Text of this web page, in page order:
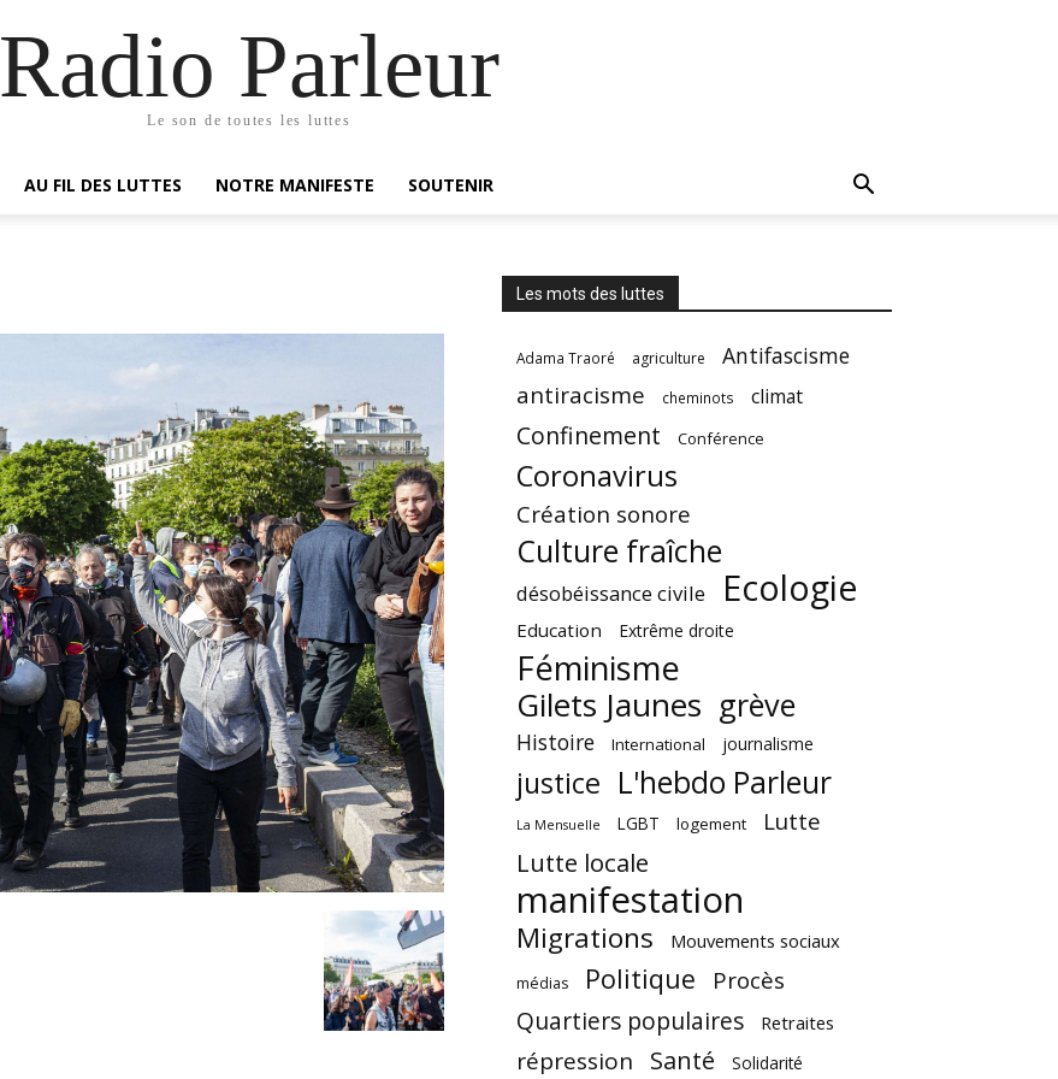
Radio Parleur
Le son de toutes les luttes
AU FIL DES LUTTES NOTRE MANIFESTE SOUTENIR
Les mots des luttes
Adama Traoré agriculture Antifascisme
antiracisme cheminots climat
Confinement Conférence
Coronavirus
Création sonore
Culture fraîche
désobéissance civile Ecologie
Education Extrême droite
Féminisme
Gilets Jaunes grève
Histoire International journalisme
justice L'hebdo Parleur
La Mensuelle LGBT logement Lutte
Lutte locale
manifestation
Migrations Mouvements sociaux
médias Politique Procès
Quartiers populaires Retraites
répression Santé Solidarité